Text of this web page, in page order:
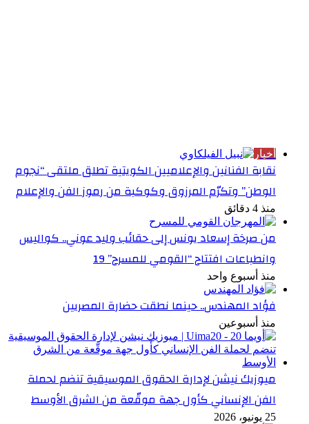
أخبار
نقابة الفنانين والإعلاميين الكويتية تطلق ملتقى “نجوم
الوطن” وتكرّم المرزوق وكوكبة من رموز الفن والإعلام
منذ 4 دقائق
من صرخة إسعاد يونس إلى حقائب وليد عوني.. كواليس
وانطباعات افتتاح “القومي للمسرح” 19
منذ أسبوع واحد
فؤاد المهندس.. حينما نطقت حضارة المصريين
منذ أسبوعين
ميوزيك نيشن لإدارة الحقوق الموسيقية تنضم لحملة
الفن الإنساني كأول جهة موقّعة من الشرق الأوسط
25 يونيو، 2026